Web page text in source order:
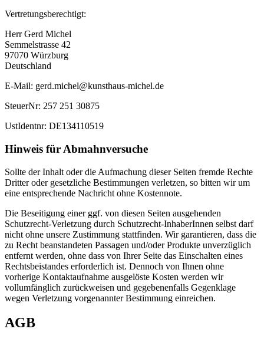
Vertretungsberechtigt:
Herr Gerd Michel
Semmelstrasse 42
97070 Würzburg
Deutschland
E-Mail: gerd.michel@kunsthaus-michel.de
SteuerNr: 257 251 30875
UstIdentnr: DE134110519
Hinweis für Abmahnversuche
Sollte der Inhalt oder die Aufmachung dieser Seiten fremde Rechte
Dritter oder gesetzliche Bestimmungen verletzen, so bitten wir um
eine entsprechende Nachricht ohne Kostennote.
Die Beseitigung einer ggf. von diesen Seiten ausgehenden
Schutzrecht-Verletzung durch Schutzrecht-InhaberInnen selbst darf
nicht ohne unsere Zustimmung stattfinden. Wir garantieren, dass die
zu Recht beanstandeten Passagen und/oder Produkte unverzüglich
entfernt werden, ohne dass von Ihrer Seite das Einschalten eines
Rechtsbeistandes erforderlich ist. Dennoch von Ihnen ohne
vorherige Kontaktaufnahme ausgelöste Kosten werden wir
vollumfänglich zurückweisen und gegebenenfalls Gegenklage
wegen Verletzung vorgenannter Bestimmung einreichen.
AGB